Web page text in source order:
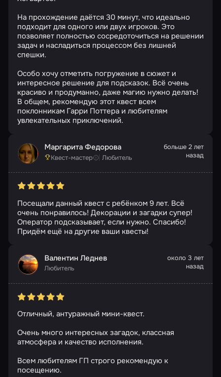
На прохождение даётся 30 минут, что идеально
подходит для одного или двух игроков. Это
позволяет полностью сосредоточиться на решении
задач и насладиться процессом без лишней
спешки.
Особо хочу отметить погружение в сюжет и
интересное решение для подсказок. Всё очень
красиво и продуманно, даже магию нужно делать!
В общем, рекомендую этот квест всем
поклонникам Гарри Поттера и любителям
увлекательных приключений.
Маргарита Федорова
Квест-мастер Любитель
больше 2 лет
назад
Посещали данный квест с ребёнком 9 лет. Всё
очень понравилось! Декорации и загадки супер!
Оператор подсказывает, если нужно. Спасибо!
Придём ещё на другие ваши квесты!
Валентин Леднев
Любитель
около 3 лет
назад
Отличный, антуражный мини-квест.
Очень много интересных загадок, классная
атмосфера и качество исполнения.
Всем любителям ГП строго рекомендую к
посещению.